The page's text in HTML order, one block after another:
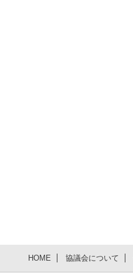
HOME 協議会について